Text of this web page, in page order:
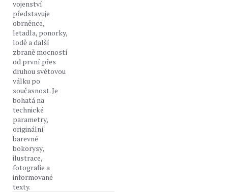
vojenství
představuje
obrněnce,
letadla, ponorky,
lodě a další
zbraně mocností
od první přes
druhou světovou
válku po
současnost. Je
bohatá na
technické
parametry,
originální
barevné
bokorysy,
ilustrace,
fotografie a
informované
texty.